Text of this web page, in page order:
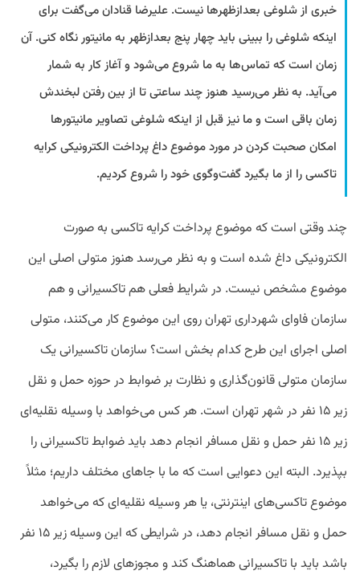
خبری از شلوغی بعد‌ازظهرها نیست. علیرضا قنادان می‌گفت برای
اینکه شلوغی را ببینی باید چهار پنج بعدازظهر به مانیتور نگاه کنی. آن
زمان است که تماس‌ها به ما شروع می‌شود و آغاز کار به شمار
می‌آید. به نظر می‌رسید هنوز چند ساعتی تا از بین رفتن لبخندش
زمان باقی است و ما نیز قبل از اینکه شلوغی تصاویر مانیتورها
امکان صحبت کردن در مورد موضوع داغ پرداخت الکترونیکی کرایه
تاکسی را از ما بگیرد گفت‌وگوی خود را شروع کردیم.
چند وقتی است که موضوع پرداخت کرایه تاکسی به صورت
الکترونیکی داغ شده است و به نظر می‌رسد هنوز متولی اصلی این
موضوع مشخص نیست. در شرایط فعلی هم تاکسیرانی و هم
سازمان فاوای شهرداری تهران روی این موضوع کار می‌کنند، متولی
اصلی اجرای این طرح کدام بخش است؟ سازمان تاکسیرانی یک
سازمان متولی قانون‌گذاری و نظارت بر ضوابط در حوزه حمل و نقل
زیر ۱۵ نفر در شهر تهران است. هر کس می‌خواهد با وسیله نقلیه‌ای
زیر ۱۵ نفر حمل و نقل مسافر انجام دهد باید ضوابط تاکسیرانی را
بپذیرد. البته این دعوایی است که ما با جاهای مختلف داریم؛ مثلاً
موضوع تاکسی‌های اینترنتی، یا هر وسیله نقلیه‌ای که می‌خواهد
حمل و نقل مسافر انجام دهد، در شرایطی که این وسیله زیر ۱۵ نفر
باشد باید با تاکسیرانی هماهنگ کند و مجوزهای لازم را بگیرد،